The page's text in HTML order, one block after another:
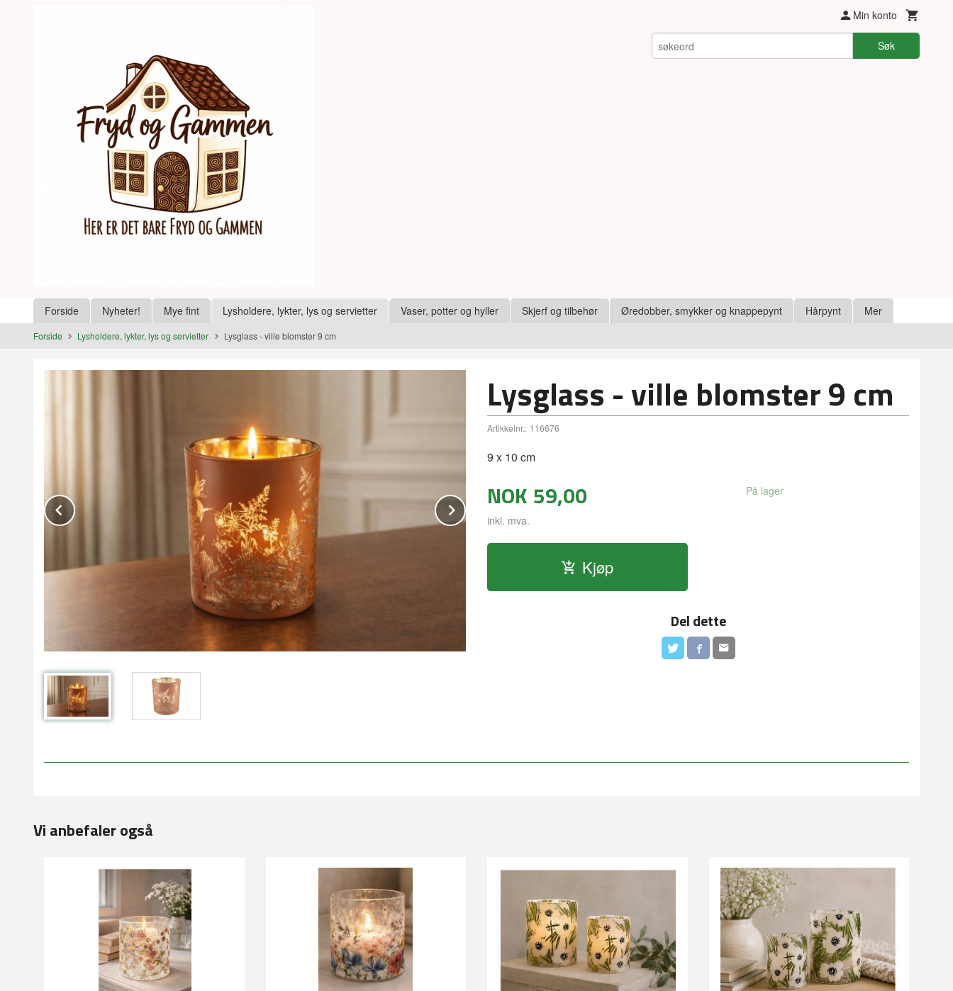
Min konto
Søk
Produkter
Forside Nyheter! Mye fint Lysholdere, lykter, lys og servietter Vaser, potter og hyller Skjerf og tilbehør Øredobber, smykker og knappepynt Hårpynt Mer
Forside Lysholdere, lykter, lys og servietter Lysglass - ville blomster 9 cm
Prev Next
Lysglass - ville blomster 9 cm
Artikkelnr.: 116676
9 x 10 cm
NOK 59,00
inkl. mva.
På lager
Kjøp
Del dette
Vi anbefaler også